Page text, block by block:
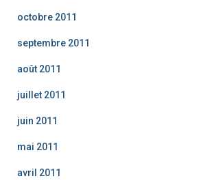
octobre 2011
septembre 2011
août 2011
juillet 2011
juin 2011
mai 2011
avril 2011